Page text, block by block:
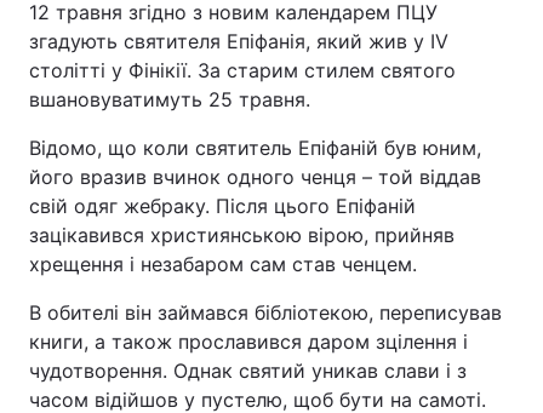
12 травня згідно з новим календарем ПЦУ
згадують святителя Епіфанія, який жив у IV
столітті у Фінікії. За старим стилем святого
вшановуватимуть 25 травня.
Відомо, що коли святитель Епіфаній був юним,
його вразив вчинок одного ченця – той віддав
свій одяг жебраку. Після цього Епіфаній
зацікавився християнською вірою, прийняв
хрещення і незабаром сам став ченцем.
В обителі він займався бібліотекою, переписував
книги, а також прославився даром зцілення і
чудотворення. Однак святий уникав слави і з
часом відійшов у пустелю, щоб бути на самоті.